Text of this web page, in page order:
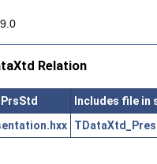
Relation
Includes file in